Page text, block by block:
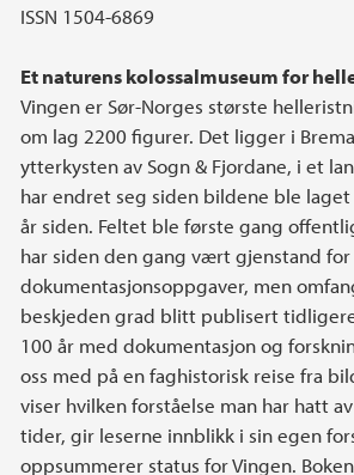
ISSN 1504-6869
Et naturens kolossalmuseum for
Vingen er Sør-Norges største
om lag 2200 figurer. Det ligger i
ytterkysten av Sogn & Fjordane, i et
har endret seg siden bildene ble
år siden. Feltet ble første gang
har siden den gang vært gjenstand
dokumentasjonsoppgaver, men
beskjeden grad blitt publisert
100 år med dokumentasjon og
oss med på en faghistorisk reise fra
viser hvilken forståelse man har hatt
tider, gir leserne innblikk i sin egen
oppsummerer status for Vingen.